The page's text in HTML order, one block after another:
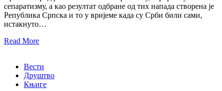
сепаратизму, а као резултат одбране од тих напада створена је
Република Српска и то у вријеме када су Срби били сами,
истакнуто…
Read More
Вести
Друштво
Књиге